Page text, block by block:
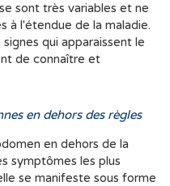
sont très variables et ne
à l'étendue de la maladie.
qui apparaissent le
de connaître et
en dehors des règles
en dehors de la
symptômes les plus
se manifeste sous forme